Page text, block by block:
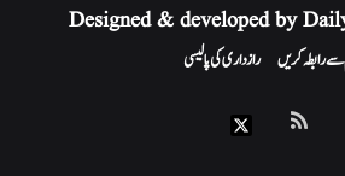
Designed & developed by
رابطہ کریں رازداری کی پالیسی
RSS